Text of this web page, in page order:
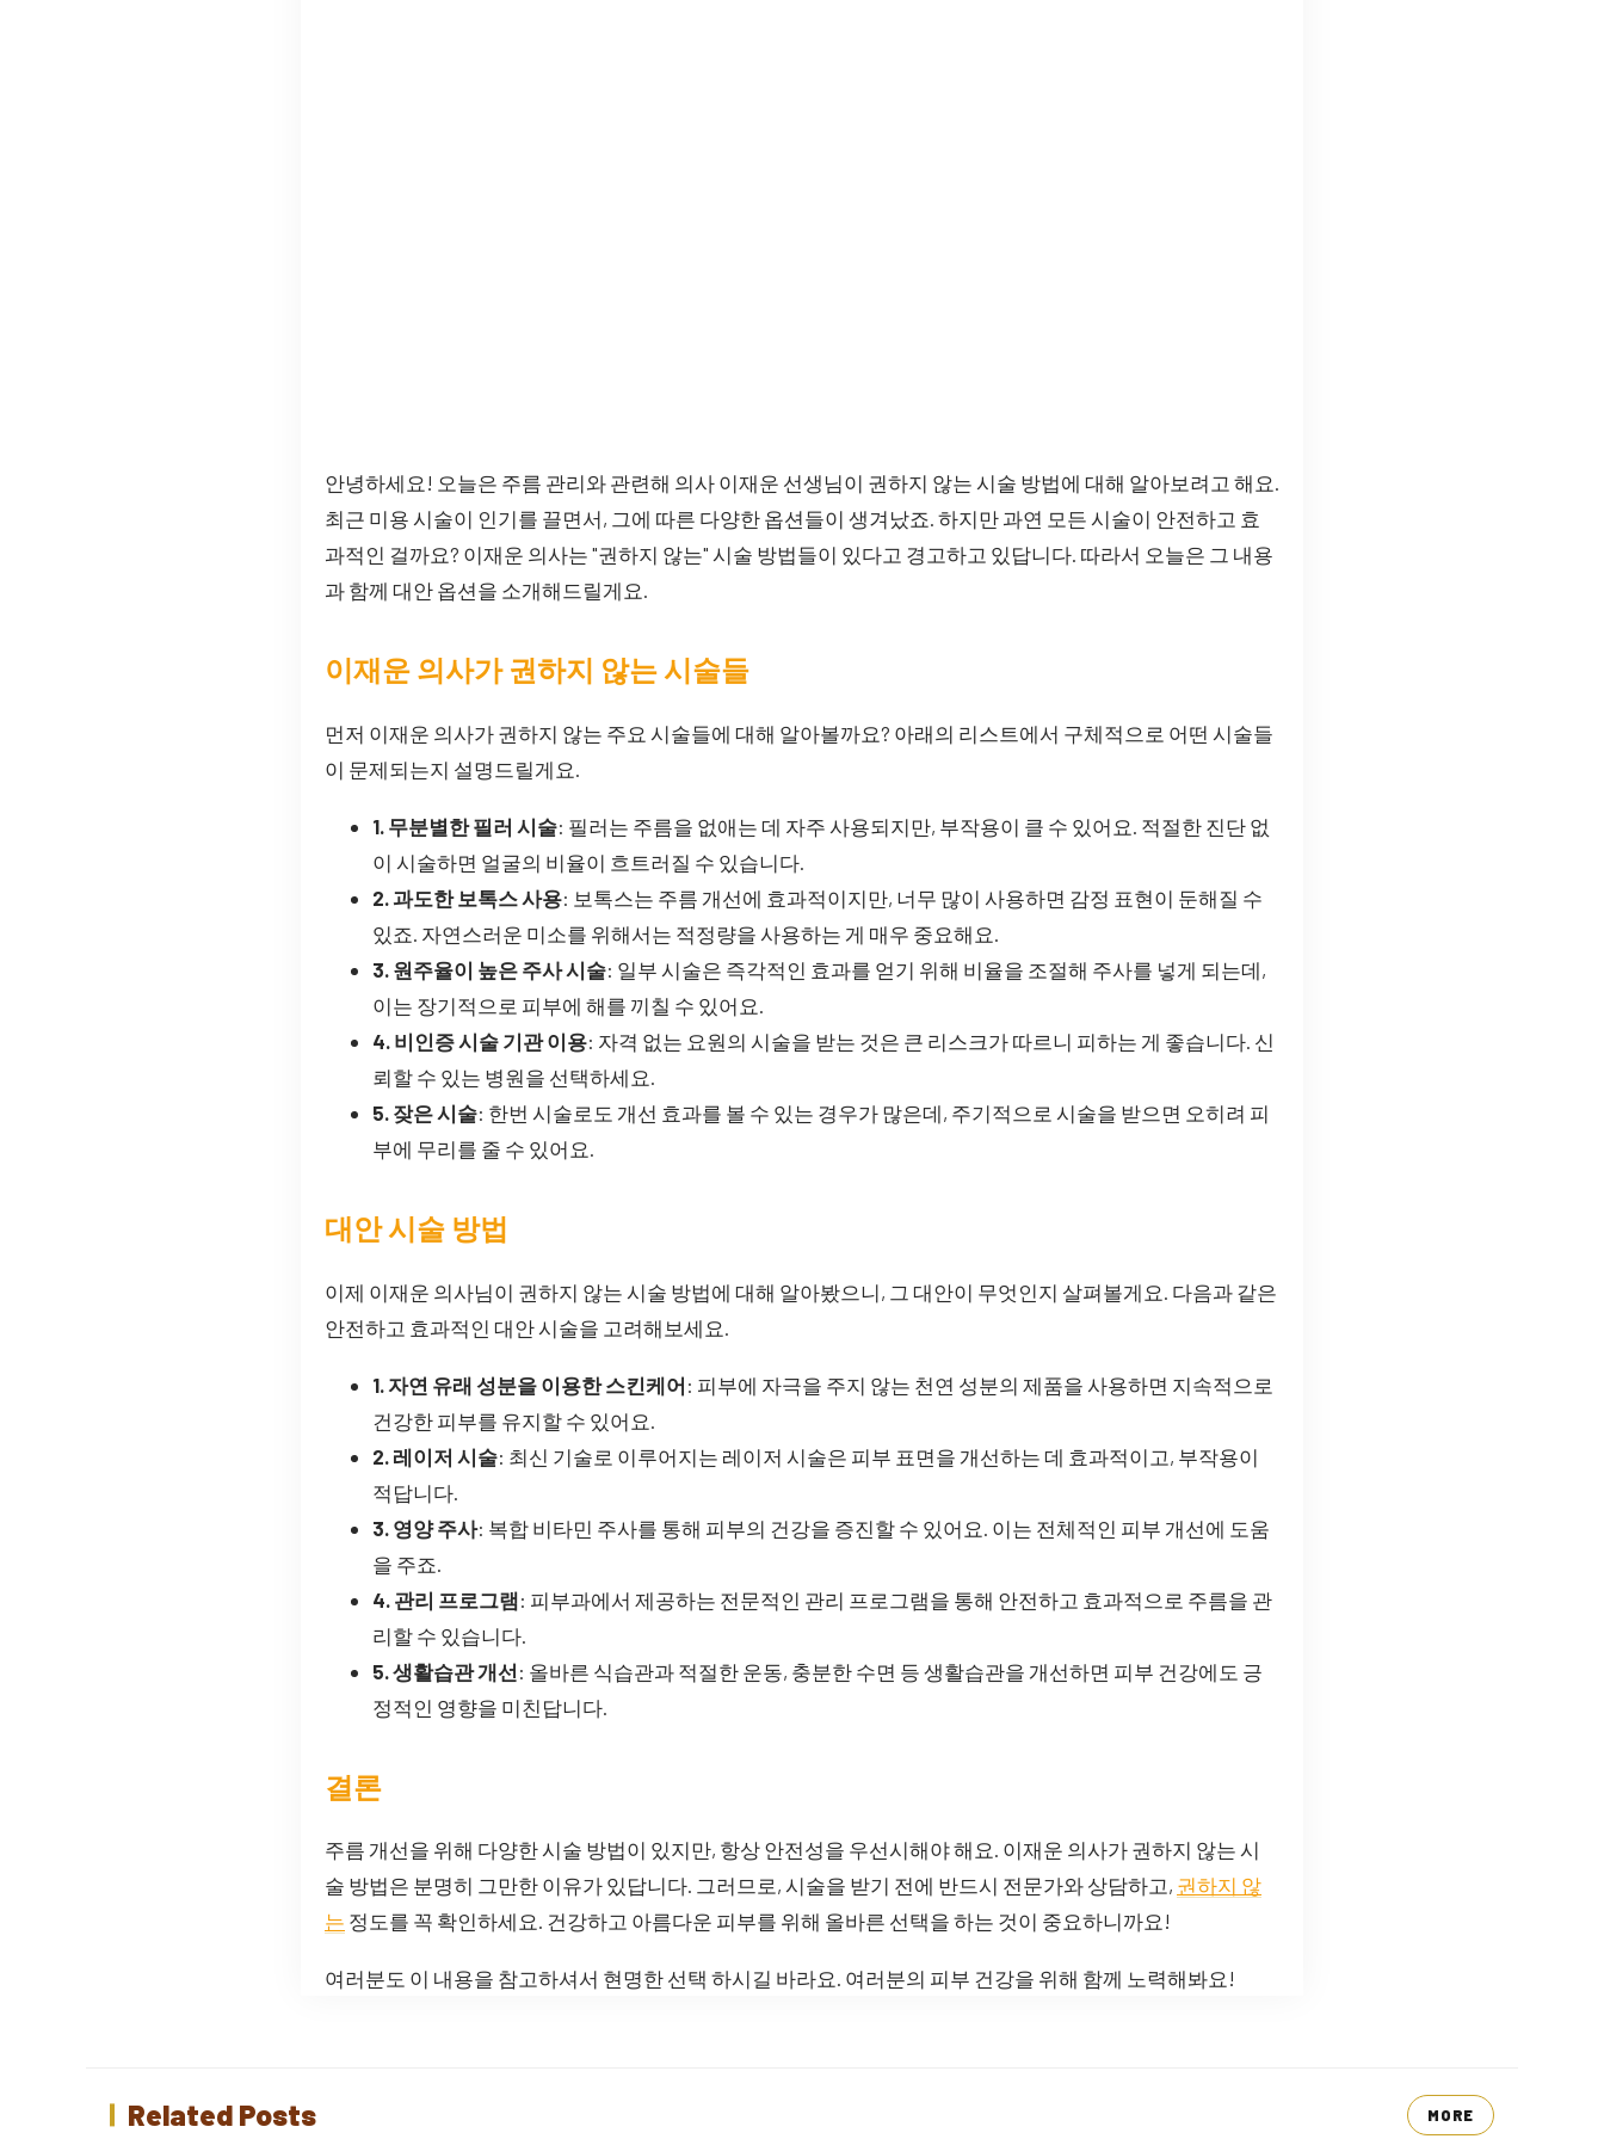
안녕하세요! 오늘은 주름 관리와 관련해 의사 이재운 선생님이 권하지 않는 시술 방법에 대해 알아보려고 해요.
최근 미용 시술이 인기를 끌면서, 그에 따른 다양한 옵션들이 생겨났죠. 하지만 과연 모든 시술이 안전하고 효
과적인 걸까요? 이재운 의사는 "권하지 않는" 시술 방법들이 있다고 경고하고 있답니다. 따라서 오늘은 그 내용
과 함께 대안 옵션을 소개해드릴게요.
이재운 의사가 권하지 않는 시술들
먼저 이재운 의사가 권하지 않는 주요 시술들에 대해 알아볼까요? 아래의 리스트에서 구체적으로 어떤 시술들
이 문제되는지 설명드릴게요.
1. 무분별한 필러 시술: 필러는 주름을 없애는 데 자주 사용되지만, 부작용이 클 수 있어요. 적절한 진단 없
이 시술하면 얼굴의 비율이 흐트러질 수 있습니다.
2. 과도한 보톡스 사용: 보톡스는 주름 개선에 효과적이지만, 너무 많이 사용하면 감정 표현이 둔해질 수
있죠. 자연스러운 미소를 위해서는 적정량을 사용하는 게 매우 중요해요.
3. 원주율이 높은 주사 시술: 일부 시술은 즉각적인 효과를 얻기 위해 비율을 조절해 주사를 넣게 되는데,
이는 장기적으로 피부에 해를 끼칠 수 있어요.
4. 비인증 시술 기관 이용: 자격 없는 요원의 시술을 받는 것은 큰 리스크가 따르니 피하는 게 좋습니다. 신
뢰할 수 있는 병원을 선택하세요.
5. 잦은 시술: 한번 시술로도 개선 효과를 볼 수 있는 경우가 많은데, 주기적으로 시술을 받으면 오히려 피
부에 무리를 줄 수 있어요.
대안 시술 방법
이제 이재운 의사님이 권하지 않는 시술 방법에 대해 알아봤으니, 그 대안이 무엇인지 살펴볼게요. 다음과 같은
안전하고 효과적인 대안 시술을 고려해보세요.
1. 자연 유래 성분을 이용한 스킨케어 : 피부에 자극을 주지 않는 천연 성분의 제품을 사용하면 지속적으로
건강한 피부를 유지할 수 있어요.
2. 레이저 시술: 최신 기술로 이루어지는 레이저 시술은 피부 표면을 개선하는 데 효과적이고, 부작용이
적답니다.
3. 영양 주사: 복합 비타민 주사를 통해 피부의 건강을 증진할 수 있어요. 이는 전체적인 피부 개선에 도움
을 주죠.
4. 관리 프로그램: 피부과에서 제공하는 전문적인 관리 프로그램을 통해 안전하고 효과적으로 주름을 관
리할 수 있습니다.
5. 생활습관 개선 : 올바른 식습관과 적절한 운동, 충분한 수면 등 생활습관을 개선하면 피부 건강에도 긍
정적인 영향을 미친답니다.
결론
주름 개선을 위해 다양한 시술 방법이 있지만, 항상 안전성을 우선시해야 해요. 이재운 의사가 권하지 않는 시
술 방법은 분명히 그만한 이유가 있답니다. 그러므로, 시술을 받기 전에 반드시 전문가와 상담하고, 권하지 않
는 정도를 꼭 확인하세요. 건강하고 아름다운 피부를 위해 올바른 선택을 하는 것이 중요하니까요!
여러분도 이 내용을 참고하셔서 현명한 선택 하시길 바라요. 여러분의 피부 건강을 위해 함께 노력해봐요!
Related Posts MORE